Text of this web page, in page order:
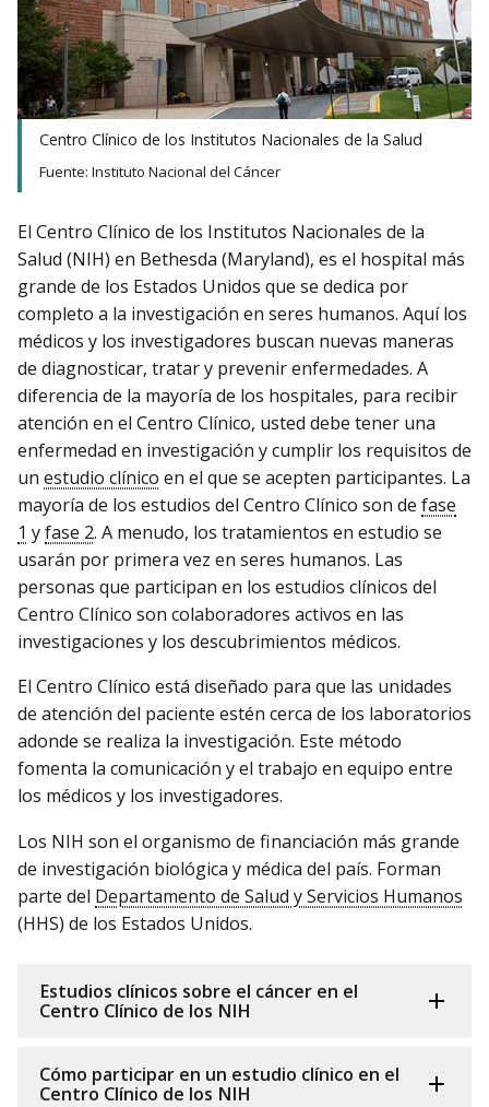
Centro Clínico de los Institutos Nacionales de la Salud
Fuente: Instituto Nacional del Cáncer
El Centro Clínico de los Institutos Nacionales de la
Salud (NIH) en Bethesda (Maryland), es el hospital más
grande de los Estados Unidos que se dedica por
completo a la investigación en seres humanos. Aquí los
médicos y los investigadores buscan nuevas maneras
de diagnosticar, tratar y prevenir enfermedades. A
diferencia de la mayoría de los hospitales, para recibir
atención en el Centro Clínico, usted debe tener una
enfermedad en investigación y cumplir los requisitos de
un estudio clínico en el que se acepten participantes. La
mayoría de los estudios del Centro Clínico son de fase
1 yfase 2. A menudo, los tratamientos en estudio se
usarán por primera vez en seres humanos. Las
personas que participan en los estudios clínicos del
Centro Clínico son colaboradores activos en las
investigaciones y los descubrimientos médicos.
El Centro Clínico está diseñado para que las unidades
de atención del paciente estén cerca de los laboratorios
adonde se realiza la investigación. Este método
fomenta la comunicación y el trabajo en equipo entre
los médicos y los investigadores.
Los NIH son el organismo de financiación más grande
de investigación biológica y médica del país. Forman
parte del Departamento de Salud y Servicios Humanos
(HHS) de los Estados Unidos.
Estudios clínicos sobre el cáncer en el
Centro Clínico de los NIH
Cómo participar en un estudio clínico en el
Centro Clínico de los NIH